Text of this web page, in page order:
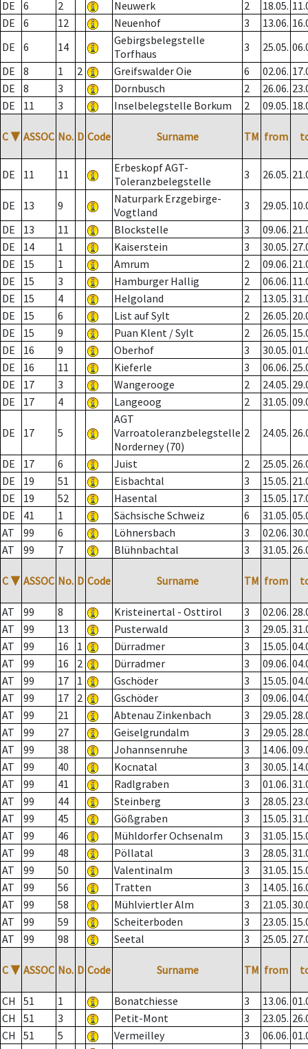
DE
6 2 Neuwerk 2 18.05.
DE
6 12 Neuenhof 3 13.06.
DE
6 14
Gebirgsbelegstelle
Torfhaus
3 25.05.
DE
8 1 2 Greifswalder Oie 6 02.06.
DE
8 3 Dornbusch 2 26.06.
DE
11 3 Inselbelegstelle Borkum 2 09.05.
C ▼ ASSOC No. D Code Surname TM from
DE 11 11
Erbeskopf AGT-
Toleranzbelegstelle
3 26.05.
DE 13 9
Naturpark Erzgebirge-
Vogtland
3 29.05.
DE
13 11 Blockstelle 3 09.06.
DE
14 1 Kaiserstein 3 30.05.
DE
15 1 Amrum 2 09.06.
DE
15 3 Hamburger Hallig 2 06.06.
DE
15 4 Helgoland 2 13.05.
DE
15 6 List auf Sylt 2 26.05.
DE
15 9 Puan Klent / Sylt 2 26.05.
DE
16 9 Oberhof 3 30.05.
DE
16 11 Kieferle 3 06.06.
DE
17 3 Wangerooge 2 24.05.
DE
17 4 Langeoog 2 31.05.
DE 17 5
AGT
Varroatoleranzbelegstelle
Norderney (70)
2 24.05.
DE 17 6 Juist 2 25.05.
DE
19 51 Eisbachtal 3 15.05.
DE
19 52 Hasental 3 15.05.
DE
41 1 Sächsische Schweiz 6 31.05.
AT
99 6 Löhnersbach 3 02.06.
AT
99 7 Blühnbachtal 3 31.05.
C ▼ ASSOC No. D Code Surname TM from
AT 99 8 Kristeinertal - Osttirol 3 02.06.
AT
99 13 Pusterwald 3 29.05.
AT
99 16 1 Dürradmer 3 15.05.
AT
99 16 2 Dürradmer 3 09.06.
AT
99 17 1 Gschöder 3 15.05.
AT
99 17 2 Gschöder 3 09.06.
AT
99 21 Abtenau Zinkenbach 3 29.05.
AT
99 27 Geiselgrundalm 3 29.05.
AT
99 38 Johannsenruhe 3 14.06.
AT
99 40 Kocnatal 3 30.05.
AT
99 41 Radlgraben 3 01.06.
AT
99 44 Steinberg 3 28.05.
AT
99 45 Gößgraben 3 15.05.
AT
99 46 Mühldorfer Ochsenalm 3 31.05.
AT
99 48 Pöllatal 3 28.05.
AT
99 50 Valentinalm 3 31.05.
AT
99 56 Tratten 3 14.05.
AT
99 58 Mühlviertler Alm 3 21.05.
AT
99 59 Scheiterboden 3 23.05.
AT
99 98 Seetal 3 25.05.
C ▼ ASSOC No. D Code Surname TM from
CH 51 1 Bonatchiesse 3 13.06.
CH
51 3 Petit-Mont 3 23.05.
CH
51 5 Vermeilley 3 06.06.